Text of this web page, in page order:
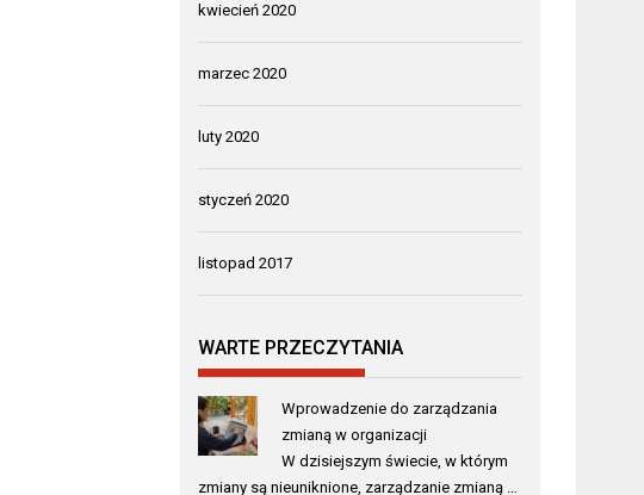
kwiecień 2020
marzec 2020
luty 2020
styczeń 2020
listopad 2017
WARTE PRZECZYTANIA
Wprowadzenie do zarządzania
zmianą w organizacji
W dzisiejszym świecie, w którym
zmiany są nieuniknione, zarządzanie zmianą …